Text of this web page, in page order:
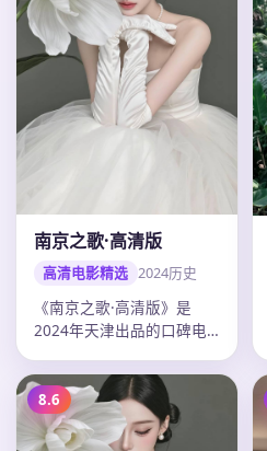
南京之歌·高清版
高清电影精选 2024历史
《南京之歌·高清版》是
2024年天津出品的口碑电
剧情张力…
8.6